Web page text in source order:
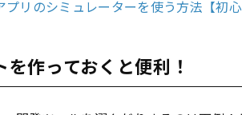
リのシミュレーターを使う方法【初心
作っておくと便利！